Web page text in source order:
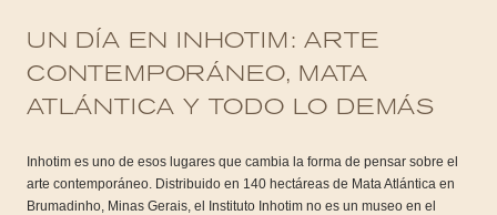
UN DÍA EN INHOTIM: ARTE
CONTEMPORÁNEO, MATA
ATLÁNTICA Y TODO LO DEMÁS
Inhotim es uno de esos lugares que cambia la forma de pensar sobre el
arte contemporáneo. Distribuido en 140 hectáreas de Mata Atlántica en
Brumadinho, Minas Gerais, el Instituto Inhotim no es un museo en el